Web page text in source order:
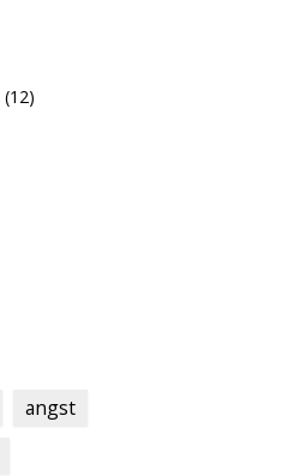
(12)
angst